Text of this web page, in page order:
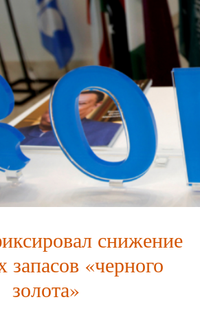
Евразийской Экономической
снижение
«черного
золота»